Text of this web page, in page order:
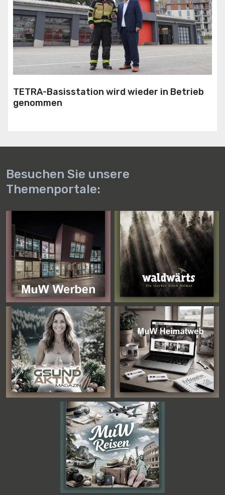
TETRA-Basisstation wird wieder in Betrieb
genommen
Besuchen Sie unsere
Themenportale: